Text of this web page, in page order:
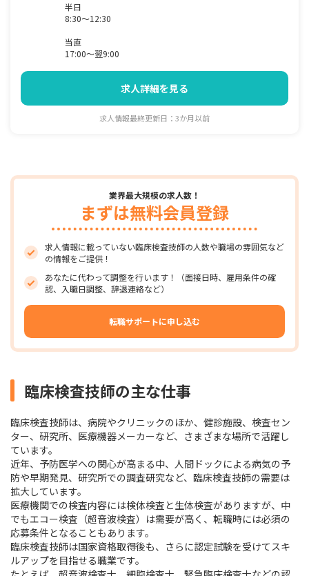
半日
8:30～12:30
当直
17:00～翌9:00
求人詳細を見る
求人情報最終更新日：3か月以前
業界最大規模の求人数！
まずは無料会員登録
求人情報に載っていない臨床検査技師の人数や職場の雰囲気など
の情報をご提供！
あなたに代わって調整を行います！（面接日時、雇用条件の確
認、入職日調整、辞退連絡など）
転職サポートに申し込む
臨床検査技師の主な仕事
臨床検査技師は、病院やクリニックのほか、健診施設、検査セン
ター、研究所、医療機器メーカーなど、さまざまな場所で活躍し
ています。
近年、予防医学への関心が高まる中、人間ドックによる病気の予
防や早期発見、研究所での調査研究など、臨床検査技師の需要は
拡大しています。
医療機関での検査内容には検体検査と生体検査がありますが、中
でもエコー検査（超音波検査）は需要が高く、転職時には必須の
応募条件となることもあります。
臨床検査技師は国家資格取得後も、さらに認定試験を受けてスキ
ルアップを目指せる職業です。